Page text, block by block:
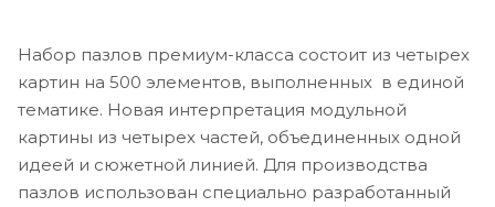
Набор пазлов премиум-класса состоит из четырех
картин на 500 элементов, выполненных в единой
тематике. Новая интерпретация модульной
картины из четырех частей, объединенных одной
идеей и сюжетной линией. Для производства
пазлов использован специально разработанный